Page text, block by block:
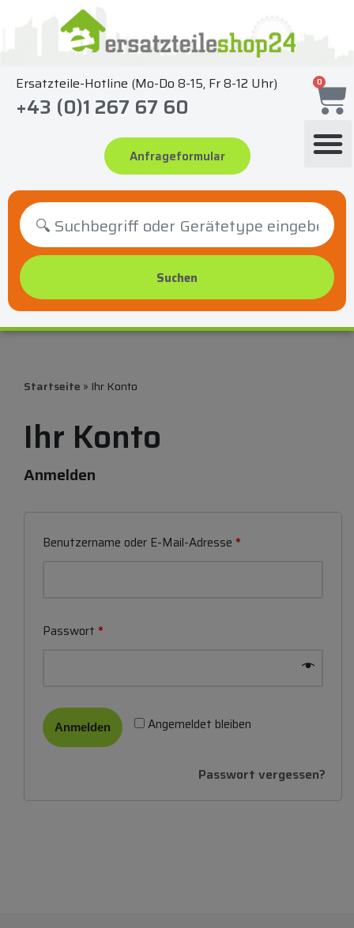
springen
Ersatzteile-Hotline (Mo-Do 8-15, Fr 8-12 Uhr)
+43 (0)1 267 67 60
Anfrageformular
0
Startseite » Ihr Konto
Ihr Konto
Anmelden
Benutzername oder E-Mail-Adresse *
Passwort *
Angemeldet bleiben
Anmelden
Passwort vergessen?